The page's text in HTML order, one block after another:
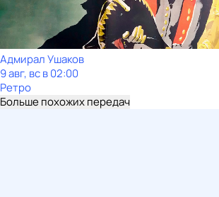
Адмирал Ушаков
9 авг, вс в 02:00
Ретро
Больше похожих передач